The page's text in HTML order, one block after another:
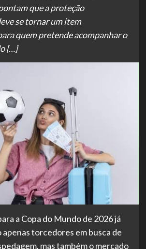
que a proteção
se tornar um item
quem pretende acompanhar o
[…]
a Copa do Mundo de 2026 já
apenas torcedores em busca de
mas também o mercado